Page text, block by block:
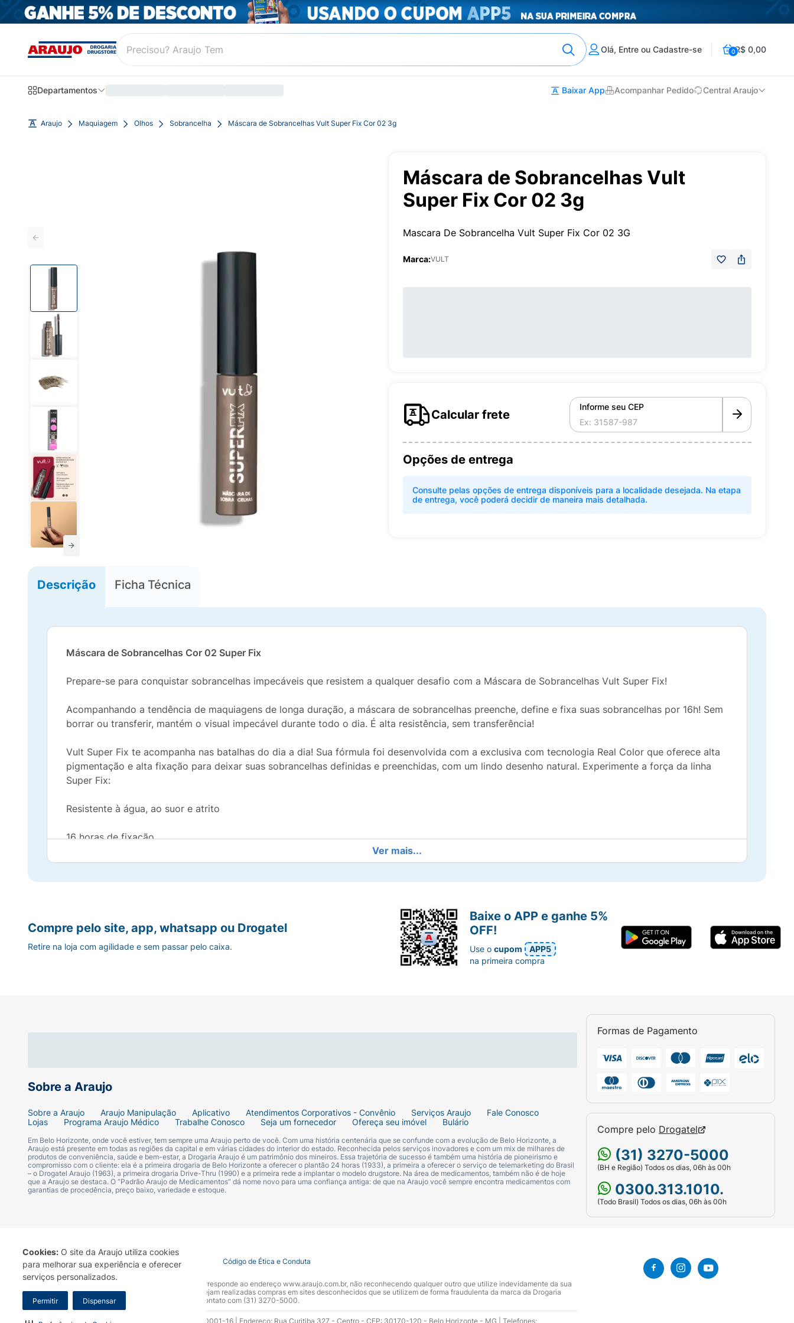
Cookies: O site da Araujo utiliza cookies
para melhorar sua experiência e oferecer
serviços personalizados.
Permitir Dispensar
Olá, Entre ou Cadastre-se 0R$ 0,00
Departamentos Baixar App Acompanhar Pedido Central Araujo
Araujo Maquiagem Olhos Sobrancelha Máscara de Sobrancelhas Vult Super Fix Cor 02 3g
Máscara de Sobrancelhas Vult
Super Fix Cor 02 3g
Mascara De Sobrancelha Vult Super Fix Cor 02 3G
Marca:VULT
Calcular frete
Informe seu CEP
Opções de entrega
Consulte pelas opções de entrega disponíveis para a localidade desejada. Na etapa
de entrega, você poderá decidir de maneira mais detalhada.
Descrição Ficha Técnica
Máscara de Sobrancelhas Cor 02 Super Fix
Prepare-se para conquistar sobrancelhas impecáveis que resistem a qualquer desafio com a Máscara de Sobrancelhas Vult Super Fix!
Acompanhando a tendência de maquiagens de longa duração, a máscara de sobrancelhas preenche, define e fixa suas sobrancelhas por 16h! Sem
borrar ou transferir, mantém o visual impecável durante todo o dia. É alta resistência, sem transferência!
Vult Super Fix te acompanha nas batalhas do dia a dia! Sua fórmula foi desenvolvida com a exclusiva com tecnologia Real Color que oferece alta
pigmentação e alta fixação para deixar suas sobrancelhas definidas e preenchidas, com um lindo desenho natural. Experimente a força da linha
Super Fix:
Resistente à água, ao suor e atrito
16 horas de fixação
Definição e preenchimento de ponta a ponta
Sua aplicação fácil e rápida permite que você tenha sobrancelhas impecáveis em poucos segundos. Ah, e a máscara ainda é facilmente removida
com água morna.
Nenhum produto Vult é testado em animais, ou seja, este item possui selo Cruelty Free.
Não aplique em pele irritada ou lesionada. Descontinue o uso em caso de sensibilização. Conserve o produto bem fechado, longe da luz e do
calor excessivo.
Ingredientes:
ÁGUA; MONOESTEARATO DE GLICERILA; CERA DE ABELHA SINTÉTICA; CERA DE FARELO DE ARROZ; PARAFINA; PROPILENO GLICOL; CERA DE
CANDELILA; DIMETICONA; POLIBUTENO; COPOLÍMERO DE VINIL PIRROLIDONA/EICOSENO; POLIISOBUTENO HIDROGENADO; ÁCIDO PALMÍTICO;
ÁCIDO ESTÁRICO; CELULOSE; NÁILON-66; GOMA DE ACACIA SENEGAL; NÁILON-12; PANTENOL; FENOXIETANOL; AMINOMETILPROPANOL; GOMA
XANTANA; ETILHEXILGLICERINA; ÁCIDO LÁURICO; ÁCIDO MIRÍSTICO; ÁCIDO EICOSANOICO; TOCOFEROL. [+/-: CORANTE PRETO 77499;
Ver mais...
Sobre a Araujo
Sobre a Araujo Araujo Manipulação Aplicativo Atendimentos Corporativos - Convênio Serviços Araujo
Fale Conosco
Lojas
Programa Araujo Médico Trabalhe Conosco Seja um fornecedor Ofereça seu imóvel Bulário
Em Belo Horizonte, onde você estiver, tem sempre uma Araujo perto de você. Com uma história centenária que se confunde com a evolução de Belo Horizonte, a
Araujo está presente em todas as regiões da capital e em várias cidades do interior do estado. Reconhecida pelos serviços inovadores e com um mix de milhares de
produtos de conveniência, saúde e bem-estar, a Drogaria Araujo é um patrimônio dos mineiros. Essa trajetória de sucesso é também uma história de pioneirismo e
compromisso com o cliente: ela é a primeira drogaria de Belo Horizonte a oferecer o plantão 24 horas (1933), a primeira a oferecer o serviço de telemarketing do Brasil
– o Drogatel Araujo (1963), a primeira drogaria Drive-Thru (1990) e a primeira rede a implantar o modelo drugstore. Na área de medicamentos, também não é de hoje
que a Araujo se destaca. O “Padrão Araujo de Medicamentos” dá nome novo para uma confiança antiga: de que na Araujo você sempre encontra medicamentos com
garantias de procedência, preço baixo, variedade e estoque.
Formas de Pagamento
Compre pelo Drogatel
(31) 3270-5000
(BH e Região) Todos os dias, 06h às 00h
0300.313.1010.
(Todo Brasil) Todos os dias, 06h às 00h
Compre pelo site, app, whatsapp ou Drogatel
Retire na loja com agilidade e sem passar pelo caixa.
Baixe o APP e ganhe 5%
OFF!
Use ocupom
APP5
na primeira compra
Termo de Uso Portal da Privacidade Covid-19 Código de Ética e Conduta
A Drogaria Araujo S/A informa que o seu site oficial corresponde ao endereço www.araujo.com.br, não reconhecendo qualquer outro que utilize indevidamente da sua
marca. Para sua segurança recomendamos que não sejam realizadas compras em sites desconhecidos que se utilizem de forma fraudulenta da marca da Drogaria
Araujo S.A. Em caso de dúvidas, gentileza entrar em contato com (31) 3270-5000.
Razão Social: Drogaria Araujo S.A | CNPJ: 17.256.512.0001-16 | Endereço: Rua Curitiba 327 - Centro - CEP: 30170-120 - Belo Horizonte - MG | Telefones: